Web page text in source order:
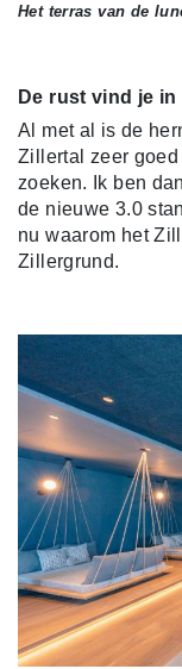
Het terras van de
De rust vind je
Al met al is de
Zillertal zeer
zoeken. Ik ben
de nieuwe 3.0
nu waarom het
Zillergrund.